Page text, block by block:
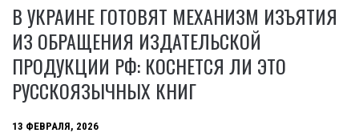
В УКРАИНЕ ГОТОВЯТ МЕХАНИЗМ ИЗЪЯТИЯ
ИЗ ОБРАЩЕНИЯ ИЗДАТЕЛЬСКОЙ
ПРОДУКЦИИ РФ: КОСНЕТСЯ ЛИ ЭТО
РУССКОЯЗЫЧНЫХ КНИГ
13 ФЕВРАЛЯ, 2026